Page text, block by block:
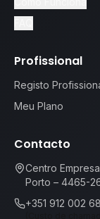
Profissional
Registo
Meu Plano
Contacto
Centro
Porto – 4465-
+351 912 002